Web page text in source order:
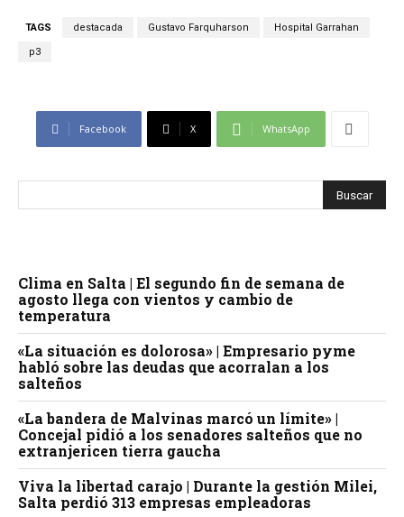
TAGS destacada Gustavo Farquharson Hospital Garrahan
p3
Facebook X WhatsApp
Clima en Salta | El segundo fin de semana de
agosto llega con vientos y cambio de
temperatura
«La situación es dolorosa» | Empresario pyme
habló sobre las deudas que acorralan a los
salteños
«La bandera de Malvinas marcó un límite» |
Concejal pidió a los senadores salteños que no
extranjericen tierra gaucha
Viva la libertad carajo | Durante la gestión Milei,
Salta perdió 313 empresas empleadoras